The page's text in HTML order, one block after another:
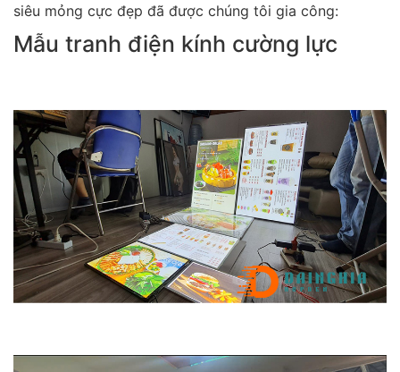
siêu mỏng cực đẹp đã được chúng tôi gia công:
Mẫu tranh điện kính cường lực